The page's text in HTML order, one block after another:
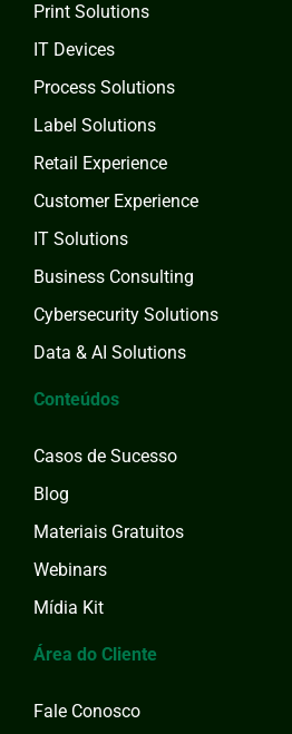
Print Solutions
IT Devices
Process Solutions
Label Solutions
Retail Experience
Customer Experience
IT Solutions
Business Consulting
Cybersecurity Solutions
Data & AI Solutions
Conteúdos
Casos de Sucesso
Blog
Materiais Gratuitos
Webinars
Mídia Kit
Área do Cliente
Fale Conosco